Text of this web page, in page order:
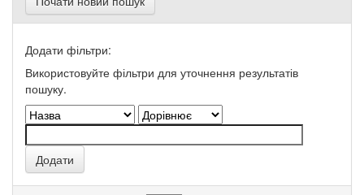
Додати фільтри:
Використовуйте фільтри для уточнення результатів
пошуку.